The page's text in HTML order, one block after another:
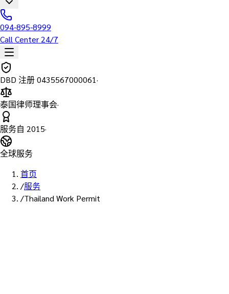
094-895-8999
Call Center 24/7
DBD 注册0435567000061·
泰国律师理事会·
服务自 2015·
全球服务
首页
/服务
/Thailand Work Permit